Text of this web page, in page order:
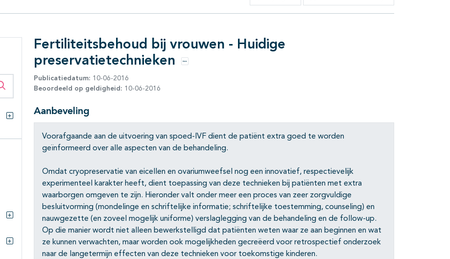
Zoeken binnen deze richtlijn
Subpagina's open- en dichtklappen
Subpagina's open- en dichtklappen
Fertiliteitsbehoud bij vrouwen - Huidige
preservatietechnieken
Opties
Publicatiedatum: 10-06-2016
Beoordeeld op geldigheid: 10-06-2016
Aanbeveling
Voorafgaande aan de uitvoering van spoed-IVF dient de patiënt extra goed te worden
geïnformeerd over alle aspecten van de behandeling.
Omdat cryopreservatie van eicellen en ovariumweefsel nog een innovatief, respectievelijk
experimenteel karakter heeft, dient toepassing van deze technieken bij patiënten met extra
waarborgen omgeven te zijn. Hieronder valt onder meer een proces van zeer zorgvuldige
besluitvorming (mondelinge en schriftelijke informatie; schriftelijke toestemming, counseling) en
nauwgezette (en zoveel mogelijk uniforme) verslaglegging van de behandeling en de follow-up.
Op die manier wordt niet alleen bewerkstelligd dat patiënten weten waar ze aan beginnen en wat
ze kunnen verwachten, maar worden ook mogelijkheden gecreëerd voor retrospectief onderzoek
naar de langetermijn effecten van deze technieken voor toekomstige kinderen.